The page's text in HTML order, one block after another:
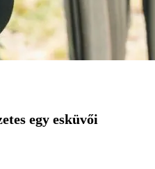
egy esküvői